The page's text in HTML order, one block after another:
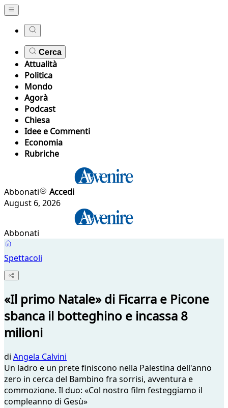
Cerca
Attualità
Politica
Mondo
Agorà
Podcast
Chiesa
Idee e Commenti
Economia
Rubriche
Abbonati
Accedi
August 6, 2026
Abbonati
Spettacoli
«Il primo Natale» di Ficarra e Picone
sbanca il botteghino e incassa 8
milioni
di Angela Calvini
Un ladro e un prete finiscono nella Palestina dell'anno
zero in cerca del Bambino fra sorrisi, avventura e
commozione. Il duo: «Col nostro film festeggiamo il
compleanno di Gesù»